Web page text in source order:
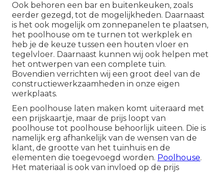
Ook behoren een bar en buitenkeuken, zoals
eerder gezegd, tot de mogelijkheden. Daarnaast
is het ook mogelijk om zonnepanelen te plaatsen,
het poolhouse om te turnen tot werkplek en
heb je de keuze tussen een houten vloer en
tegelvloer. Daarnaast kunnen wij ook helpen met
het ontwerpen van een complete tuin.
Bovendien verrichten wij een groot deel van de
constructiewerkzaamheden in onze eigen
werkplaats.
Een poolhouse laten maken komt uiteraard met
een prijskaartje, maar de prijs loopt van
poolhouse tot poolhouse behoorlijk uiteen. Die is
namelijk erg afhankelijk van de wensen van de
klant, de grootte van het tuinhuis en de
elementen die toegevoegd worden. Poolhouse.
Het materiaal is ook van invloed op de prijs